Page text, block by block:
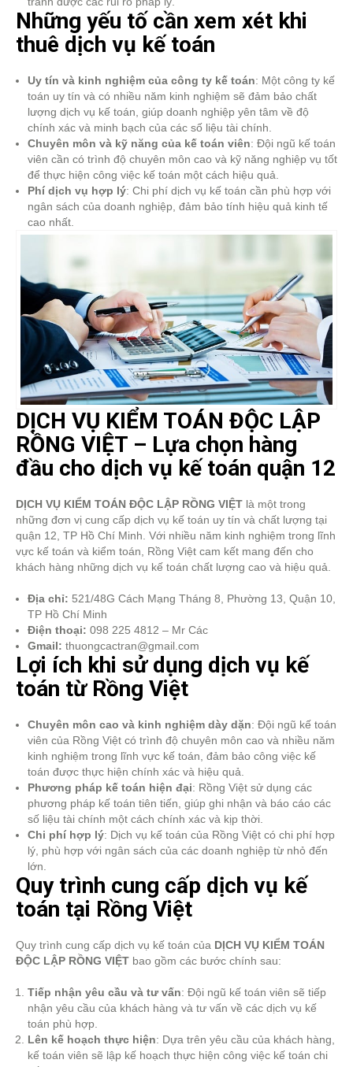
Những yếu tố cần xem xét khi
thuê dịch vụ kế toán
Uy tín và kinh nghiệm của công ty kế toán: Một công ty kế
toán uy tín và có nhiều năm kinh nghiệm sẽ đảm bảo chất
lượng dịch vụ kế toán, giúp doanh nghiệp yên tâm về độ
chính xác và minh bạch của các số liệu tài chính.
Chuyên môn và kỹ năng của kế toán viên: Đội ngũ kế toán
viên cần có trình độ chuyên môn cao và kỹ năng nghiệp vụ tốt
để thực hiện công việc kế toán một cách hiệu quả.
Phí dịch vụ hợp lý: Chi phí dịch vụ kế toán cần phù hợp với
ngân sách của doanh nghiệp, đảm bảo tính hiệu quả kinh tế
cao nhất.
DỊCH VỤ KIỂM TOÁN ĐỘC LẬP
RỒNG VIỆT – Lựa chọn hàng
đầu cho dịch vụ kế toán quận 12
DỊCH VỤ KIỂM TOÁN ĐỘC LẬP RỒNG VIỆT là một trong
những đơn vị cung cấp dịch vụ kế toán uy tín và chất lượng tại
quận 12, TP Hồ Chí Minh. Với nhiều năm kinh nghiệm trong lĩnh
vực kế toán và kiểm toán, Rồng Việt cam kết mang đến cho
khách hàng những dịch vụ kế toán chất lượng cao và hiệu quả.
Địa chỉ: 521/48G Cách Mạng Tháng 8, Phường 13, Quận 10,
TP Hồ Chí Minh
Điện thoại: 098 225 4812 – Mr Các
Gmail: thuongcactran@gmail.com
Lợi ích khi sử dụng dịch vụ kế
toán từ Rồng Việt
Chuyên môn cao và kinh nghiệm dày dặn: Đội ngũ kế toán
viên của Rồng Việt có trình độ chuyên môn cao và nhiều năm
kinh nghiệm trong lĩnh vực kế toán, đảm bảo công việc kế
toán được thực hiện chính xác và hiệu quả.
Phương pháp kế toán hiện đại: Rồng Việt sử dụng các
phương pháp kế toán tiên tiến, giúp ghi nhận và báo cáo các
số liệu tài chính một cách chính xác và kịp thời.
Chi phí hợp lý: Dịch vụ kế toán của Rồng Việt có chi phí hợp
lý, phù hợp với ngân sách của các doanh nghiệp từ nhỏ đến
lớn.
Quy trình cung cấp dịch vụ kế
toán tại Rồng Việt
Quy trình cung cấp dịch vụ kế toán của DỊCH VỤ KIỂM TOÁN
ĐỘC LẬP RỒNG VIỆT bao gồm các bước chính sau:
Tiếp nhận yêu cầu và tư vấn: Đội ngũ kế toán viên sẽ tiếp
nhận yêu cầu của khách hàng và tư vấn về các dịch vụ kế
toán phù hợp.
Lên kế hoạch thực hiện: Dựa trên yêu cầu của khách hàng,
kế toán viên sẽ lập kế hoạch thực hiện công việc kế toán chi